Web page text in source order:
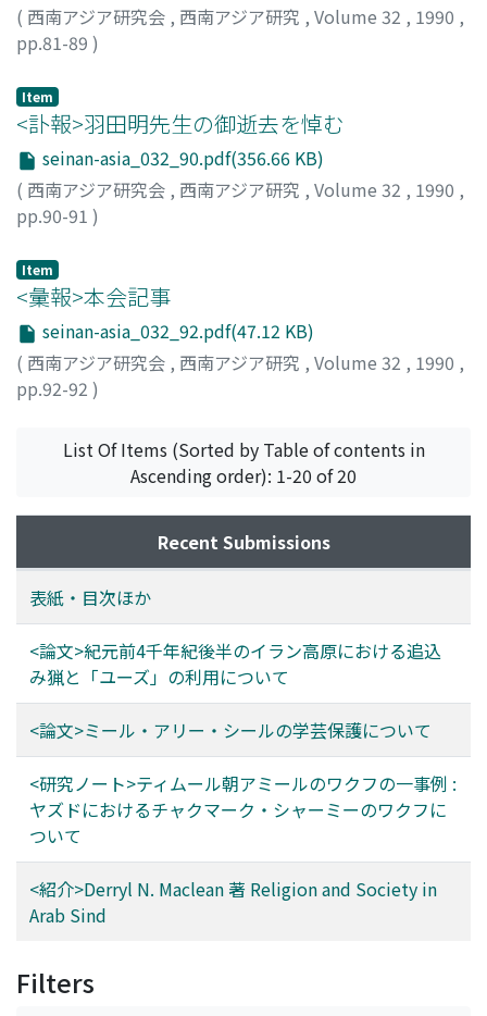
( 西南アジア研究会 , 西南アジア研究 , Volume 32 , 1990 ,
pp.81-89 )
Item
<訃報>羽田明先生の御逝去を悼む
seinan-asia_032_90.pdf(356.66 KB)
( 西南アジア研究会 , 西南アジア研究 , Volume 32 , 1990 ,
pp.90-91 )
Item
<彙報>本会記事
seinan-asia_032_92.pdf(47.12 KB)
( 西南アジア研究会 , 西南アジア研究 , Volume 32 , 1990 ,
pp.92-92 )
List Of Items (Sorted by Table of contents in
Ascending order): 1-20 of 20
Recent Submissions
表紙・目次ほか
<論文>紀元前4千年紀後半のイラン高原における追込
み猟と「ユーズ」の利用について
<論文>ミール・アリー・シールの学芸保護について
<研究ノート>ティムール朝アミールのワクフの一事例 :
ヤズドにおけるチャクマーク・シャーミーのワクフに
ついて
<紹介>Derryl N. Maclean 著 Religion and Society in
Arab Sind
Filters